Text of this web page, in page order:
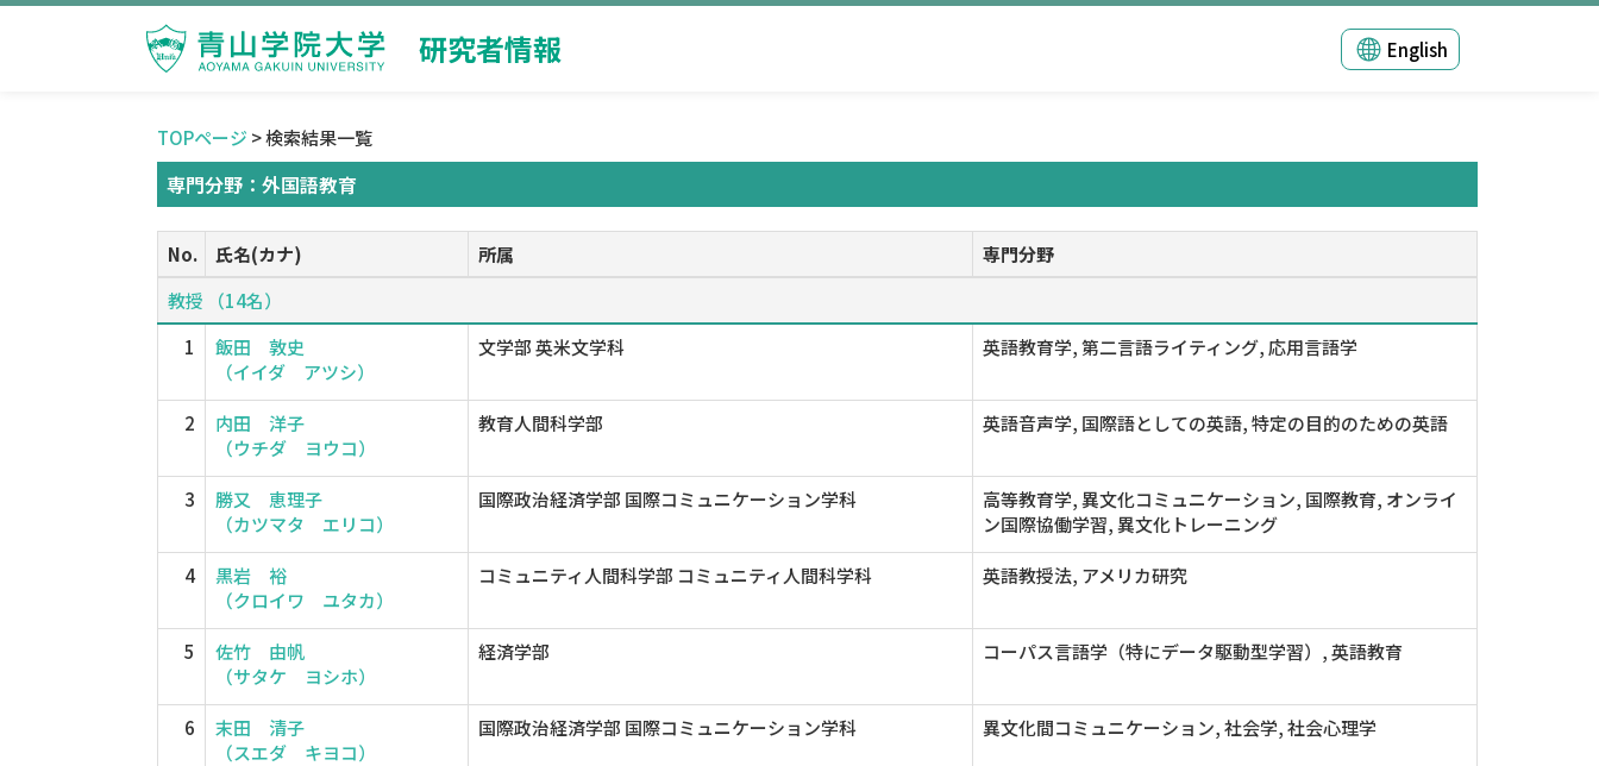
研究者情報 English
TOPページ > 検索結果一覧
専門分野：外国語教育
No. 氏名(カナ) 所属
専門分野
教授 （14名）
1
飯田 敦史
（イイダ アツシ）
文学部 英米文学科 英語教育学, 第二言語ライティング, 応用言語学
2
内田 洋子
（ウチダ ヨウコ）
教育人間科学部 英語音声学, 国際語としての英語, 特定の目的のための英語
3
勝又 恵理子
（カツマタ エリコ）
国際政治経済学部 国際コミュニケーション学科
高等教育学, 異文化コミュニケーション, 国際教育, オンライ
ン国際協働学習, 異文化トレーニング
4
黒岩 裕
（クロイワ ユタカ）
コミュニティ人間科学部 コミュニティ人間科学科 英語教授法, アメリカ研究
5
佐竹 由帆
（サタケ ヨシホ）
経済学部 コーパス言語学（特にデータ駆動型学習）, 英語教育
6
末田 清子
（スエダ キヨコ）
国際政治経済学部 国際コミュニケーション学科 異文化間コミュニケーション, 社会学, 社会心理学